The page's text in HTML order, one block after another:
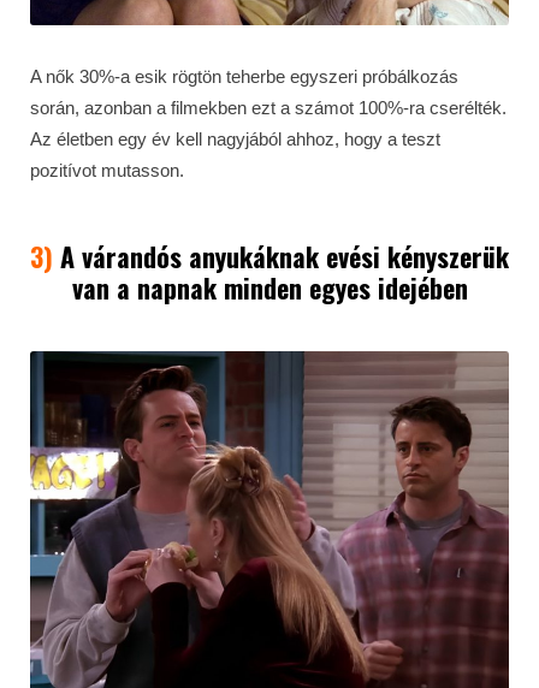
A nők 30%-a esik rögtön teherbe egyszeri próbálkozás
során, azonban a filmekben ezt a számot 100%-ra cserélték.
Az életben egy év kell nagyjából ahhoz, hogy a teszt
pozitívot mutasson.
3) A várandós anyukáknak evési kényszerük
van a napnak minden egyes idejében